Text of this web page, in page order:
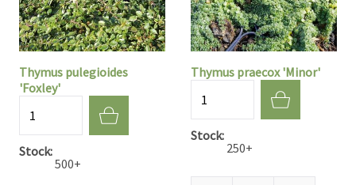
Thymus pulegioides
'Foxley'
Stock
500+
Thymus praecox 'Minor'
Stock
250+